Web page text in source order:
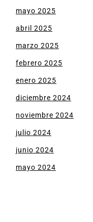
mayo 2025
abril 2025
marzo 2025
febrero 2025
enero 2025
diciembre 2024
noviembre 2024
julio 2024
junio 2024
mayo 2024